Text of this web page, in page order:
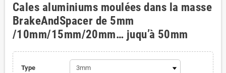
Cales aluminiums moulées dans la masse
BrakeAndSpacer de 5mm
/10mm/15mm/20mm… juqu’à 50mm
Type